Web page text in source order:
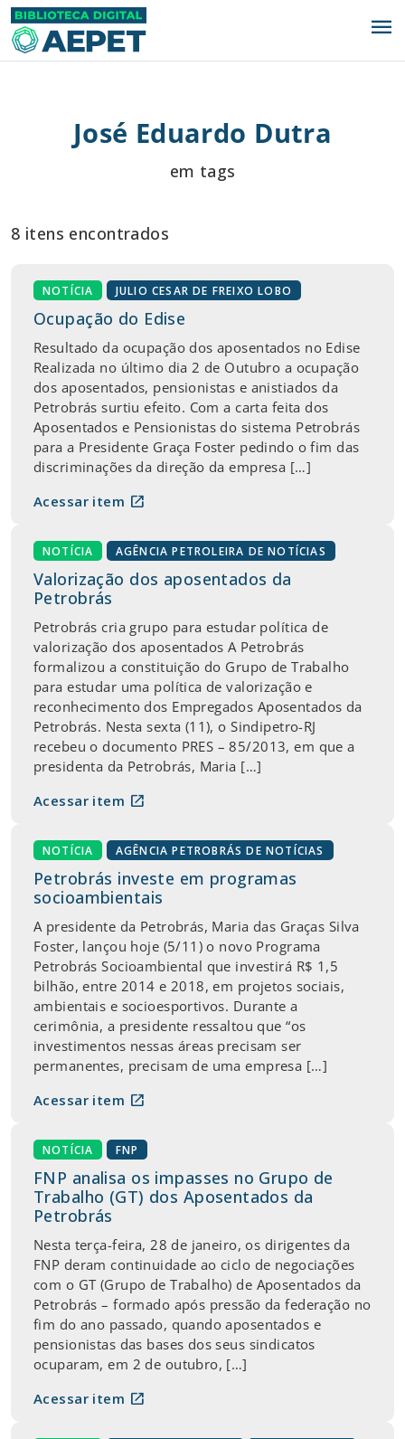
menu
José Eduardo Dutra
em tags
8 itens encontrados
NOTÍCIA JULIO CESAR DE FREIXO LOBO
Ocupação do Edise
Resultado da ocupação dos aposentados no Edise
Realizada no último dia 2 de Outubro a ocupação
dos aposentados, pensionistas e anistiados da
Petrobrás surtiu efeito. Com a carta feita dos
Aposentados e Pensionistas do sistema Petrobrás
para a Presidente Graça Foster pedindo o fim das
discriminações da direção da empresa […]
Acessar item open_in_new
NOTÍCIA AGÊNCIA PETROLEIRA DE NOTÍCIAS
Valorização dos aposentados da
Petrobrás
Petrobrás cria grupo para estudar política de
valorização dos aposentados A Petrobrás
formalizou a constituição do Grupo de Trabalho
para estudar uma política de valorização e
reconhecimento dos Empregados Aposentados da
Petrobrás. Nesta sexta (11), o Sindipetro-RJ
recebeu o documento PRES – 85/2013, em que a
presidenta da Petrobrás, Maria […]
Acessar item open_in_new
NOTÍCIA AGÊNCIA PETROBRÁS DE NOTÍCIAS
Petrobrás investe em programas
socioambientais
A presidente da Petrobrás, Maria das Graças Silva
Foster, lançou hoje (5/11) o novo Programa
Petrobrás Socioambiental que investirá R$ 1,5
bilhão, entre 2014 e 2018, em projetos sociais,
ambientais e socioesportivos. Durante a
cerimônia, a presidente ressaltou que “os
investimentos nessas áreas precisam ser
permanentes, precisam de uma empresa […]
Acessar item open_in_new
NOTÍCIA FNP
FNP analisa os impasses no Grupo de
Trabalho (GT) dos Aposentados da
Petrobrás
Nesta terça-feira, 28 de janeiro, os dirigentes da
FNP deram continuidade ao ciclo de negociações
com o GT (Grupo de Trabalho) de Aposentados da
Petrobrás – formado após pressão da federação no
fim do ano passado, quando aposentados e
pensionistas das bases dos seus sindicatos
ocuparam, em 2 de outubro, […]
Acessar item open_in_new